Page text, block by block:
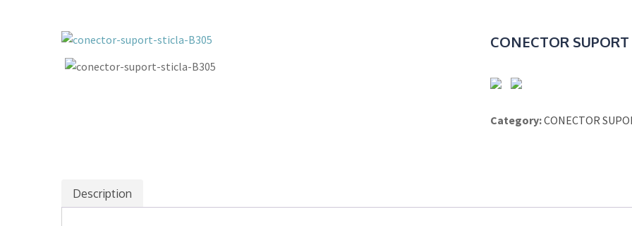
CONECTOR
Category:CONECTOR
Description